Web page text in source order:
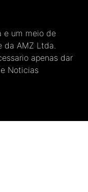
e um meio de
da AMZ Ltda.
apenas dar
Noticias